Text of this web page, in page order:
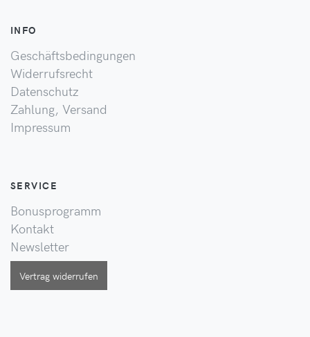
INFO
Geschäftsbedingungen
Widerrufsrecht
Datenschutz
Zahlung, Versand
Impressum
SERVICE
Bonusprogramm
Kontakt
Newsletter
Vertrag widerrufen